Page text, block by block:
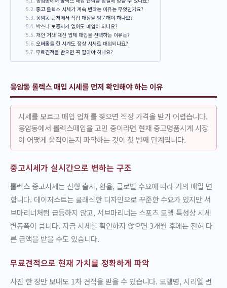
중고 롤렉스 시세가 계속 변하는 이유는 무엇인가요?
응암동 근처에서 직접 매장을 방문해야 하나요?
박스나 보증서가 없어도 매입이 되나요?
개인 거래 대신 업체 매입을 선택하는 이유는?
오버홀을 한 시계도 정상 시세로 매입되나요?
무료견적을 받으면 꼭 팔아야 하나요?
응암동 롤렉스 매입 시세를 먼저 확인해야 하는 이유
시세를 모르고 매입 업체를 찾으면 적정 가격을 받기 어렵습니다.
응암동에서 롤렉스매입을 고민 중이라면 현재 중고명품시계 시장
이 어떻게 움직이는지 파악하는 것이 첫 번째 단계입니다.
중고시세가 실시간으로 변하는 구조
롤렉스 중고시세는 신형 출시, 환율, 글로벌 수요에 따라 거의 매일 변
합니다. 데이저스트는 클래식한 디자인으로 꾸준한 수요가 있지만 서
브마리너처럼 급등하지 않고, 서브마리너는 스포츠 모델 특성상 시세
변동폭이 큽니다. 지금 시세를 확인하지 않으면 3개월 후에는 전혀 다
른 금액을 받을 수도 있습니다.
무료견적으로 현재 가치를 정확하게 파악
사진 한 장만 보내도 1차 견적을 받을 수 있습니다. 모델명, 시리얼 번